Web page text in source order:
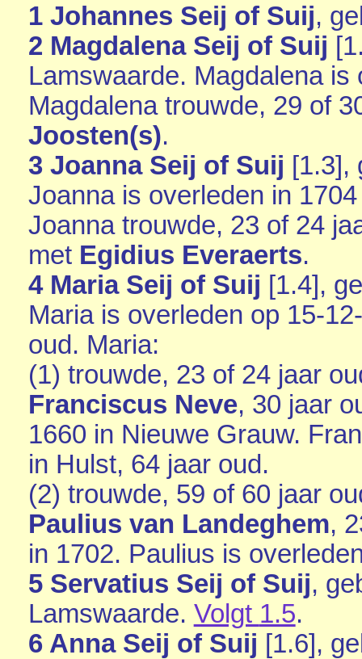
1 Johannes Seij of Suij,
2 Magdalena Seij of Suij [
Lamswaarde. Magdalena is
Magdalena trouwde, 29 of
Joosten(s).
3 Joanna Seij of Suij [1.3],
Joanna is overleden in
Joanna trouwde, 23 of 24
met Egidius Everaerts.
4 Maria Seij of Suij [1.4],
Maria is overleden op 15-
oud. Maria:
(1) trouwde, 23 of 24 jaar
Franciscus Neve, 30 jaar
1660 in Nieuwe Grauw.
in Hulst, 64 jaar oud.
(2) trouwde, 59 of 60 jaar
Paulius van Landeghem,
in 1702. Paulius is
5 Servatius Seij of Suij,
Lamswaarde. Volgt 1.5.
6 Anna Seij of Suij [1.6],